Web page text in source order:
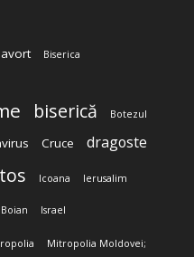
avort Biserica
biserică Botezul
Cruce dragoste
Icoana Ierusalim
Israel
Mitropolia Moldovei;